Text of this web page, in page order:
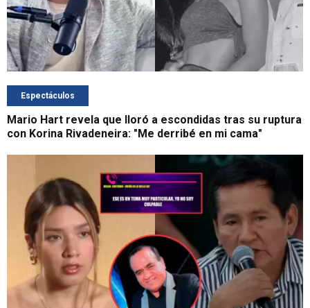
Espectáculos
Mario Hart revela que lloró a escondidas tras su ruptura
con Korina Rivadeneira: "Me derribé en mi cama"